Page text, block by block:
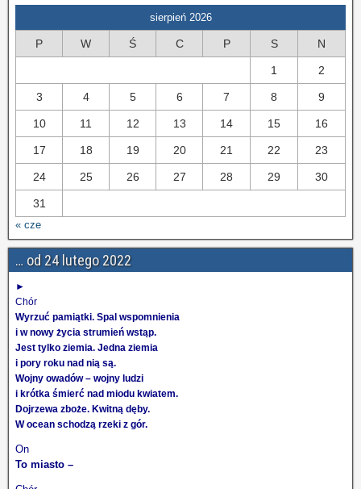
sierpień 2026
P W Ś C P S N
1 2
3 4 5 6 7 8 9
10 11 12 13 14 15 16
17 18 19 20 21 22 23
24 25 26 27 28 29 30
31
« cze
… od 24 lutego 2022
►
Chór
Wyrzuć pamiątki. Spal wspomnienia
i w nowy życia strumień wstąp.
Jest tylko ziemia. Jedna ziemia
i pory roku nad nią są.
Wojny owadów – wojny ludzi
i krótka śmierć nad miodu kwiatem.
Dojrzewa zboże. Kwitną dęby.
W ocean schodzą rzeki z gór.
On
To miasto –